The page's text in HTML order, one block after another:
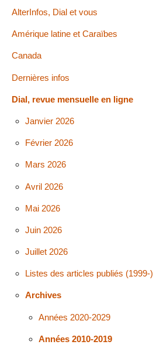
AlterInfos, Dial et vous
Amérique latine et Caraïbes
Canada
Dernières infos
Dial, revue mensuelle en ligne
Janvier 2026
Février 2026
Mars 2026
Avril 2026
Mai 2026
Juin 2026
Juillet 2026
Listes des articles publiés (1999-)
Archives
Années 2020-2029
Années 2010-2019